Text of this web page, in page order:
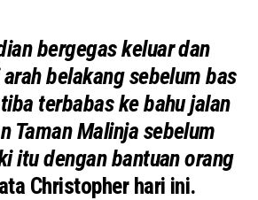
bergegas keluar dan
belakang sebelum bas
terbabas ke bahu jalan
Taman Malinja sebelum
itu dengan bantuan orang
Christopher hari ini.